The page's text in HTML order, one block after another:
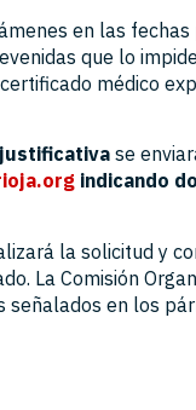
en las
que lo
médico
se
indicando
la solicitud y
La Comisión
en los